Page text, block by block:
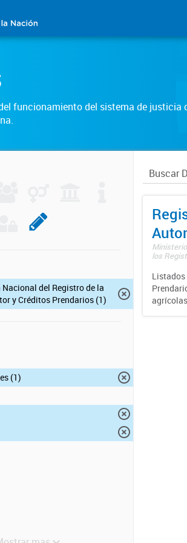
funcionamiento del sistema de justicia
Nacional del Registro de la
y Créditos Prendarios (1)
(1)
los
Listados